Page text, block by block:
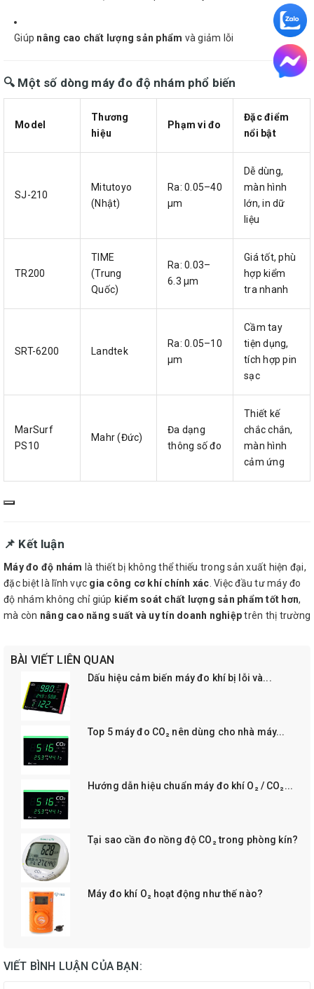
Giúp nâng cao chất lượng sản phẩm và giảm lỗi
🔍 Một số dòng máy đo độ nhám phổ biến
Model
Thương
hiệu
Phạm vi đo
Đặc điểm
nổi bật
SJ-210
Mitutoyo
(Nhật)
Ra: 0.05–40
μm
Dễ dùng,
màn hình
lớn, in dữ
liệu
TR200
TIME
(Trung
Quốc)
Ra: 0.03–
6.3 μm
Giá tốt, phù
hợp kiểm
tra nhanh
SRT-6200 Landtek
Ra: 0.05–10
μm
Cầm tay
tiện dụng,
tích hợp pin
sạc
MarSurf
PS10
Mahr (Đức)
Đa dạng
thông số đo
Thiết kế
chắc chắn,
màn hình
cảm ứng
📌 Kết luận
Máy đo độ nhám là thiết bị không thể thiếu trong sản xuất hiện đại,
đặc biệt là lĩnh vực gia công cơ khí chính xác . Việc đầu tư máy đo
độ nhám không chỉ giúp kiểm soát chất lượng sản phẩm tốt hơn,
mà còn nâng cao năng suất và uy tín doanh nghiệptrên thị trường
BÀI VIẾT LIÊN QUAN
Dấu hiệu cảm biến máy đo khí bị lỗi và...
Top 5 máy đo CO₂ nên dùng cho nhà máy...
Hướng dẫn hiệu chuẩn máy đo khí O₂ / CO₂...
Tại sao cần đo nồng độ CO₂ trong phòng kín?
Máy đo khí O₂ hoạt động như thế nào?
VIẾT BÌNH LUẬN CỦA BẠN: